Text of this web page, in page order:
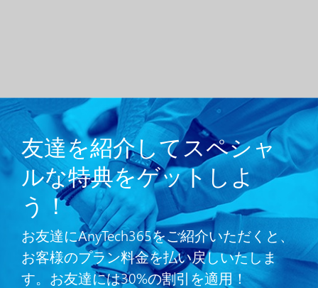
友達を紹介してスペシャ
ルな特典をゲットしよ
う！
お友達にAnyTech365をご紹介いただくと、
お客様のプラン料金を払い戻しいたしま
す。お友達には30%の割引を適用！